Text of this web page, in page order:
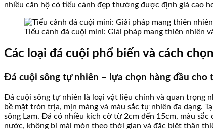
nhiều căn hộ có tiểu cảnh đẹp thường được định giá cao
Tiểu cảnh đá cuội mini: Giải pháp mang thiên nhiên
Các loại đá cuội phổ biến và cách
Đá cuội sông tự nhiên – lựa chọn hàng đầu cho
Đá cuội sông tự nhiên là loại vật liệu chính và quan trọng
bề mặt tròn trịa, mịn màng và màu sắc tự nhiên đa dạng.
sông Lam. Đá có nhiều kích cỡ từ 2cm đến 15cm, màu
nước, không bị mài mòn theo thời gian và đặc biệt thân